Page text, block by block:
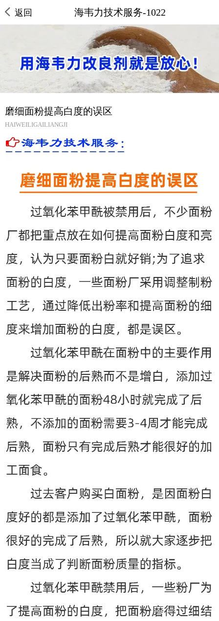
返回 海韦力技术服务-1022
磨细面粉提高白度的误区
HAIWEILIGAILIANGJI